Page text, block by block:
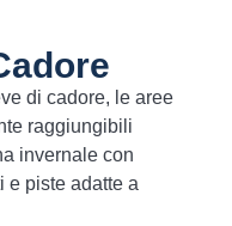
di cadore, le aree
raggiungibili
invernale con
e piste adatte a